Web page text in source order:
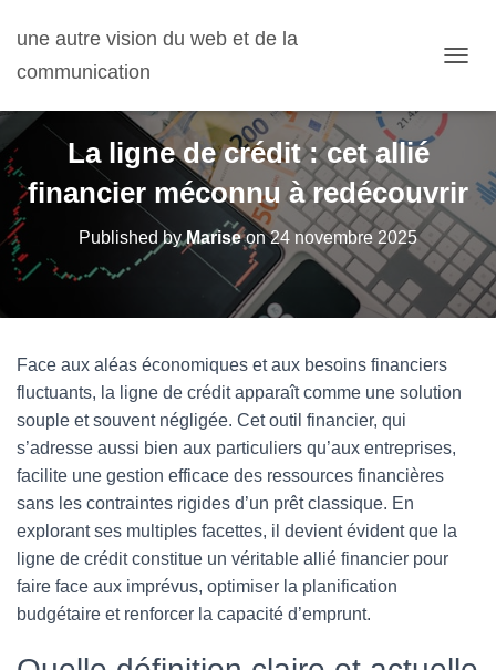
une autre vision du web et de la
communication
La ligne de crédit : cet allié
financier méconnu à redécouvrir
Published byMariseon24 novembre 2025
Face aux aléas économiques et aux besoins financiers
fluctuants, la ligne de crédit apparaît comme une solution
souple et souvent négligée. Cet outil financier, qui
s’adresse aussi bien aux particuliers qu’aux entreprises,
facilite une gestion efficace des ressources financières
sans les contraintes rigides d’un prêt classique. En
explorant ses multiples facettes, il devient évident que la
ligne de crédit constitue un véritable allié financier pour
faire face aux imprévus, optimiser la planification
budgétaire et renforcer la capacité d’emprunt.